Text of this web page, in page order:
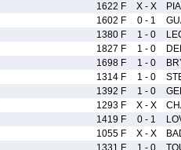
1622 F X - X
1602 F 0 - 1
1380 F 1 - 0
1827 F 1 - 0
1698 F 1 - 0
1314 F 1 - 0
1392 F 1 - 0
1293 F X - X
1419 F 0 - 1
1055 F X - X
1331 F 1 - 0